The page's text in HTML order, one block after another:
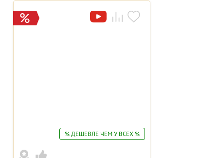
% ДЕШЕВЛЕ ЧЕМ У ВСЕХ %